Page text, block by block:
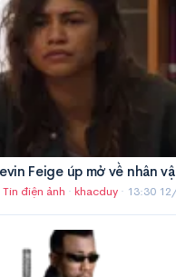
Feige úp mở về nhân
Tin điện ảnh · khacduy · 13:30